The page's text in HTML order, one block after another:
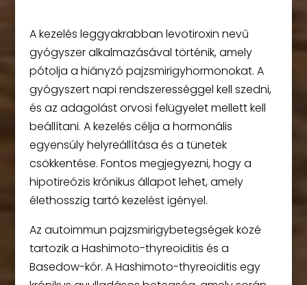
A kezelés leggyakrabban levotiroxin nevű
gyógyszer alkalmazásával történik, amely
pótolja a hiányzó pajzsmirigyhormonokat. A
gyógyszert napi rendszerességgel kell szedni,
és az adagolást orvosi felügyelet mellett kell
beállítani. A kezelés célja a hormonális
egyensúly helyreállítása és a tünetek
csökkentése. Fontos megjegyezni, hogy a
hipotireózis krónikus állapot lehet, amely
élethosszig tartó kezelést igényel.
Az autoimmun pajzsmirigybetegségek közé
tartozik a Hashimoto-thyreoiditis és a
Basedow-kór. A Hashimoto-thyreoiditis egy